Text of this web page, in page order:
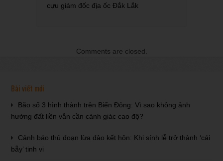
cựu giám đốc địa ốc Đắk Lắk
Comments are closed.
Bài viết mới
Bão số 3 hình thành trên Biển Đông: Vì sao không ảnh
hưởng đất liền vẫn cần cảnh giác cao độ?
Cảnh báo thủ đoạn lừa đảo kết hôn: Khi sính lễ trở thành ‘cái
bẫy’ tinh vi